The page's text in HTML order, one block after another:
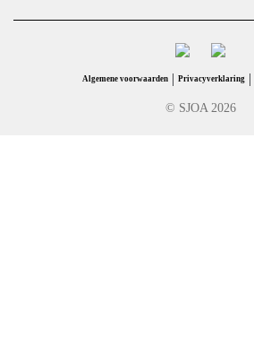
© SJOA 2026
Algemene voorwaarden | Privacyverklaring |